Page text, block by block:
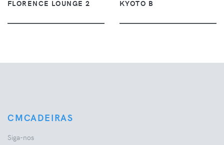
FLORENCE LOUNGE 2 KYOTO B
CMCADEIRAS
Siga-nos